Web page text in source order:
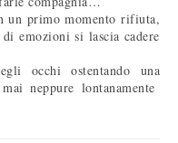
un primo momento rifiuta,
emozioni si lascia cadere
occhi ostentando una
neppure lontanamente